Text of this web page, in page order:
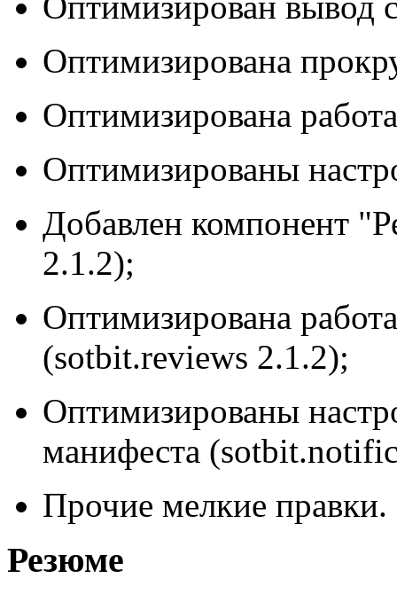
Оптимизирована
Оптимизирована
Оптимизированы
Добавлен компонент
2.1.2);
Оптимизирована
(sotbit.reviews 2.1.2);
Оптимизированы
манифеста
Прочие мелкие правки.
Резюме